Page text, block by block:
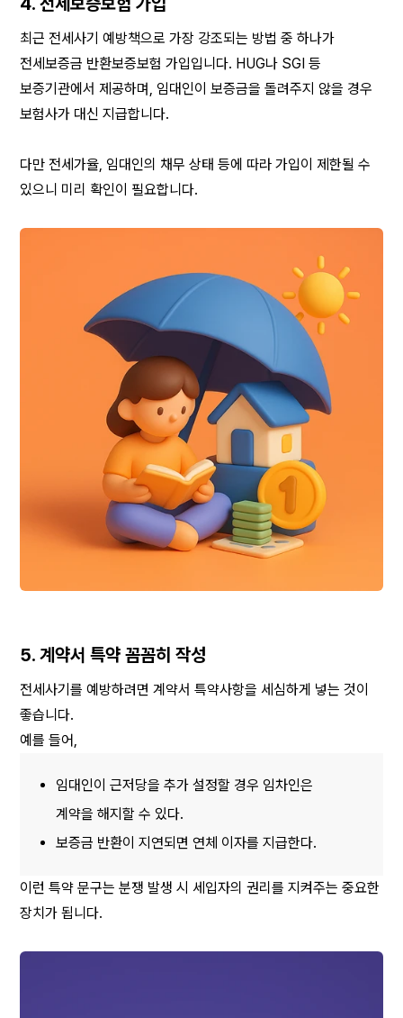
최근 전세사기 예방책으로 가장 강조되는 방법 중 하나가
전세보증금 반환보증보험 가입입니다. HUG나 SGI 등
보증기관에서 제공하며, 임대인이 보증금을 돌려주지 않을 경우
보험사가 대신 지급합니다.
다만 전세가율, 임대인의 채무 상태 등에 따라 가입이 제한될 수
있으니 미리 확인이 필요합니다.
5. 계약서 특약 꼼꼼히 작성
전세사기를 예방하려면 계약서 특약사항을 세심하게 넣는 것이
좋습니다.
예를 들어,
임대인이 근저당을 추가 설정할 경우 임차인은
계약을 해지할 수 있다.
보증금 반환이 지연되면 연체 이자를 지급한다.
이런 특약 문구는 분쟁 발생 시 세입자의 권리를 지켜주는 중요한
장치가 됩니다.